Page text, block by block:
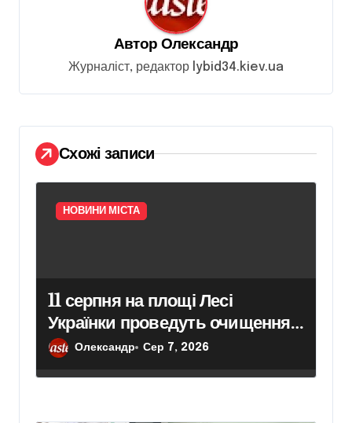
и
і
в
Автор Олександр
Журналіст, редактор lybid34.kiev.ua
Схожі записи
НОВИНИ МІСТА
11 серпня на площі Лесі
Українки проведуть очищення
пам’ятника поетесі
Олександр Сер 7, 2026